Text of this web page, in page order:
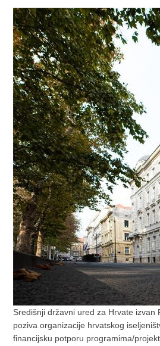
Središnji državni ured za Hrvate izvan
poziva organizacije hrvatskog
financijsku potporu programima/